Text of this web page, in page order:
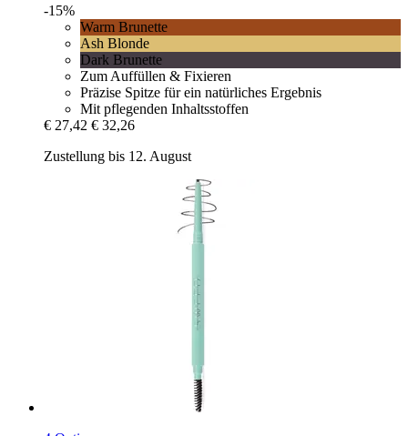
-15%
Warm Brunette
Ash Blonde
Dark Brunette
Zum Auffüllen & Fixieren
Präzise Spitze für ein natürliches Ergebnis
Mit pflegenden Inhaltsstoffen
€ 27,42 € 32,26
Zustellung bis 12. August